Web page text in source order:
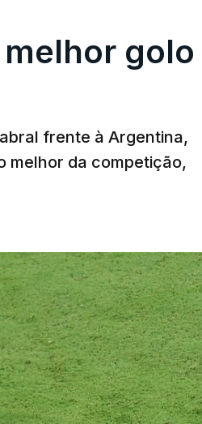
golo
frente à Argentina,
melhor da competição,